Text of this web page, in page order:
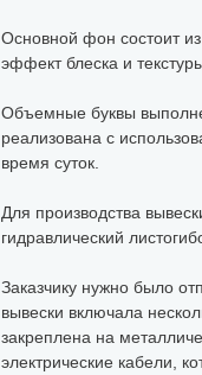
Основной фон состоит
эффект блеска и
Объемные буквы
реализована с
время суток.
Для производства
гидравлический
Заказчику нужно было
вывески включала
закреплена на
электрические кабели,